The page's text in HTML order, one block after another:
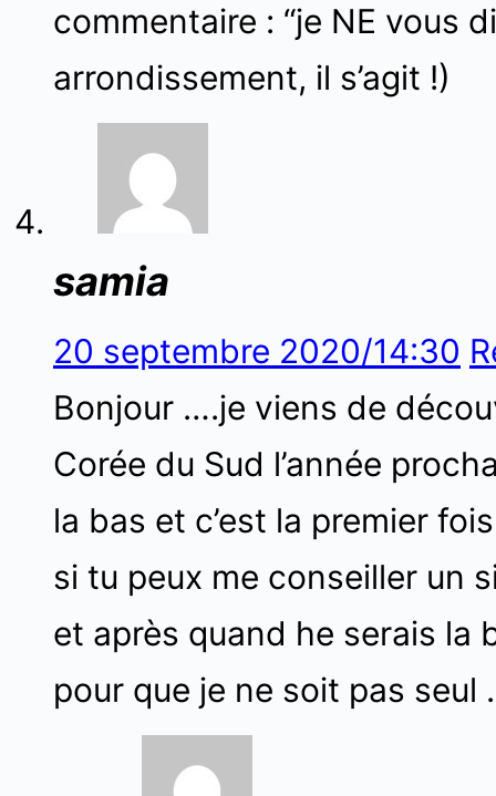
commentaire : “je NE vous
arrondissement, il s’agit !)
samia
20 septembre 2020/14:30
Bonjour ….je viens de
Corée du Sud l’année
la bas et c’est la premier
si tu peux me conseiller un
et après quand he serais la
pour que je ne soit pas seul